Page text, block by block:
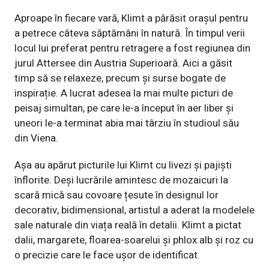
Aproape în fiecare vară, Klimt a părăsit orașul pentru
a petrece câteva săptămâni în natură. În timpul verii
locul lui preferat pentru retragere a fost regiunea din
jurul Attersee din Austria Superioară. Aici a găsit
timp să se relaxeze, precum și surse bogate de
inspirație. A lucrat adesea la mai multe picturi de
peisaj simultan, pe care le-a început în aer liber și
uneori le-a terminat abia mai târziu în studioul său
din Viena.
Așa au apărut picturile lui Klimt cu livezi și pajiști
înflorite. Deși lucrările amintesc de mozaicuri la
scară mică sau covoare țesute în designul lor
decorativ, bidimensional, artistul a aderat la modelele
sale naturale din viața reală în detalii. Klimt a pictat
dalii, margarete, floarea-soarelui și phlox alb și roz cu
o precizie care le face ușor de identificat.